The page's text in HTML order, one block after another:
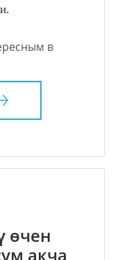
в
өчен
акча